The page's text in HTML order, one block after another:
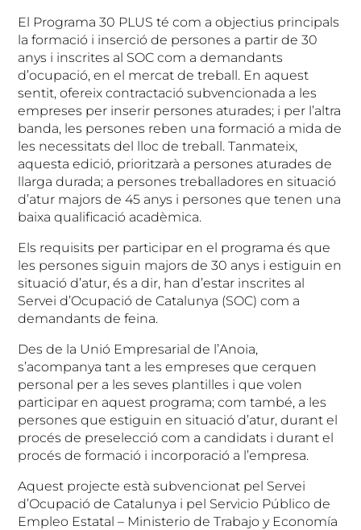
El Programa 30 PLUS té com a objectius principals
la formació i inserció de persones a partir de 30
anys i inscrites al SOC com a demandants
d’ocupació, en el mercat de treball. En aquest
sentit, ofereix contractació subvencionada a les
empreses per inserir persones aturades; i per l’altra
banda, les persones reben una formació a mida de
les necessitats del lloc de treball. Tanmateix,
aquesta edició, prioritzarà a persones aturades de
llarga durada; a persones treballadores en situació
d’atur majors de 45 anys i persones que tenen una
baixa qualificació acadèmica.
Els requisits per participar en el programa és que
les persones siguin majors de 30 anys i estiguin en
situació d’atur, és a dir, han d’estar inscrites al
Servei d’Ocupació de Catalunya (SOC) com a
demandants de feina.
Des de la Unió Empresarial de l’Anoia,
s’acompanya tant a les empreses que cerquen
personal per a les seves plantilles i que volen
participar en aquest programa; com també, a les
persones que estiguin en situació d’atur, durant el
procés de preselecció com a candidats i durant el
procés de formació i incorporació a l’empresa.
Aquest projecte està subvencionat pel Servei
d’Ocupació de Catalunya i pel Servicio Público de
Empleo Estatal – Ministerio de Trabajo y Economía